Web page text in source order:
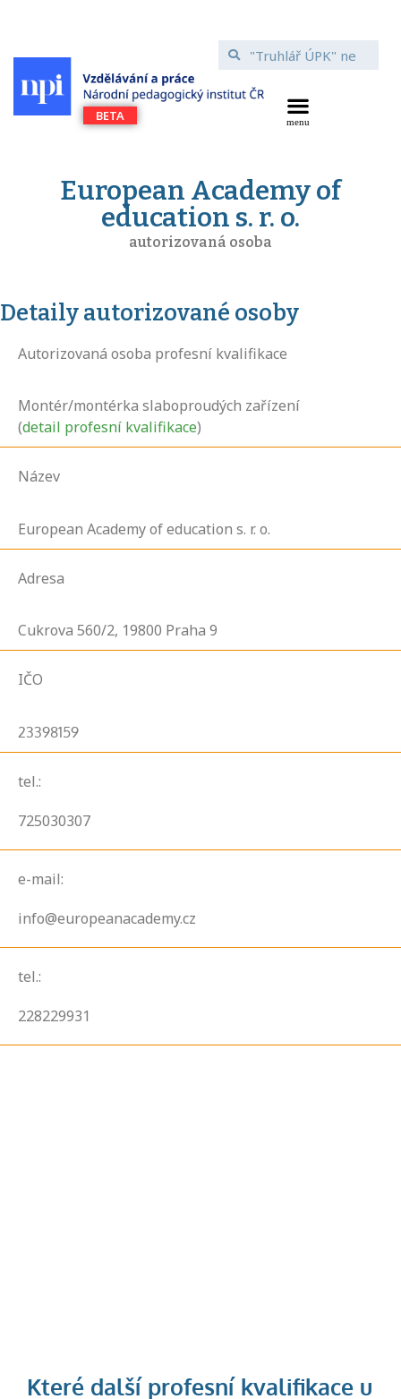
European Academy of
education s. r. o.
autorizovaná osoba
Detaily autorizované osoby
Autorizovaná osoba profesní kvalifikace
Montér/montérka slaboproudých zařízení
(detail profesní kvalifikace)
Název
European Academy of education s. r. o.
Adresa
Cukrova 560/2, 19800 Praha 9
IČO
23398159
tel.:
725030307
e-mail:
info@europeanacademy.cz
tel.:
228229931